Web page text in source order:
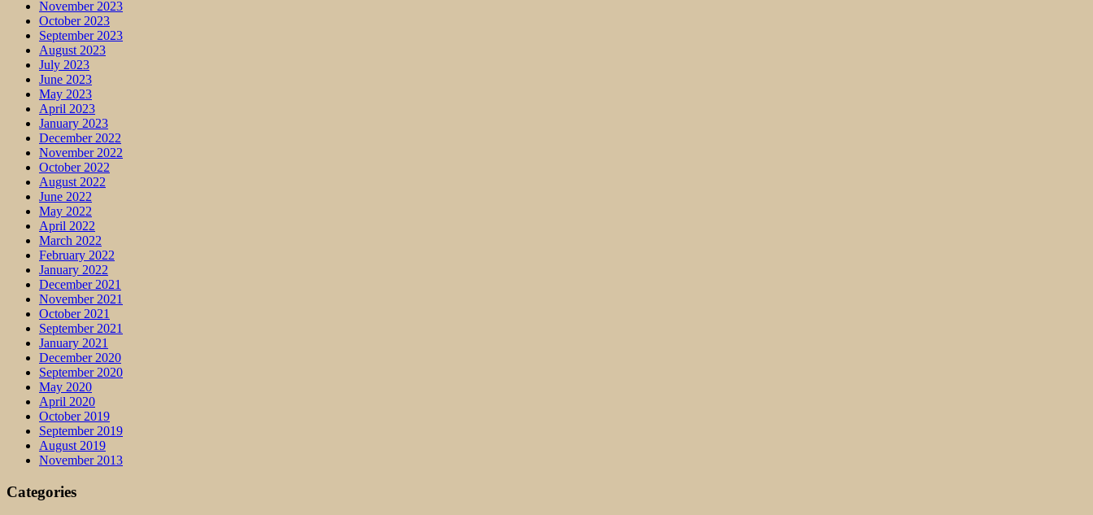
November 2023
October 2023
September 2023
August 2023
July 2023
June 2023
May 2023
April 2023
January 2023
December 2022
November 2022
October 2022
August 2022
June 2022
May 2022
April 2022
March 2022
February 2022
January 2022
December 2021
November 2021
October 2021
September 2021
January 2021
December 2020
September 2020
May 2020
April 2020
October 2019
September 2019
August 2019
November 2013
Categories